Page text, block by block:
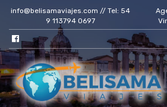
info@belisamaviajes.com // Tel: 54
9 113794 0697